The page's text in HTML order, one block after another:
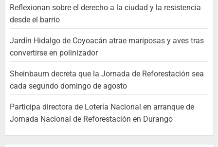
Reflexionan sobre el derecho a la ciudad y la resistencia
desde el barrio
Jardín Hidalgo de Coyoacán atrae mariposas y aves tras
convertirse en polinizador
Sheinbaum decreta que la Jornada de Reforestación sea
cada segundo domingo de agosto
Participa directora de Lotería Nacional en arranque de
Jornada Nacional de Reforestación en Durango